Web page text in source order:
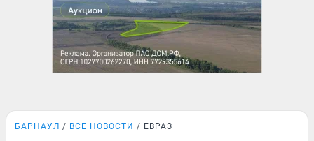
БАРНАУЛ ВСЕ НОВОСТИ ЕВРАЗ